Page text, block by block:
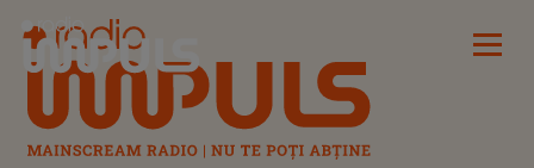
Radio Impuls